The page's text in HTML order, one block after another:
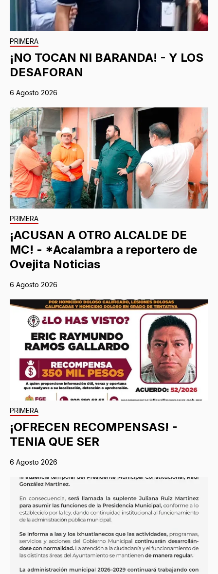
PRIMERA
¡NO TOCAN NI BARANDA! - Y LOS
DESAFORAN
6 Agosto 2026
PRIMERA
¡ACUSAN A OTRO ALCALDE DE
MC! - *Acalambra a reportero de
Ovejita Noticias
6 Agosto 2026
PRIMERA
¡OFRECEN RECOMPENSAS! -
TENIA QUE SER
6 Agosto 2026